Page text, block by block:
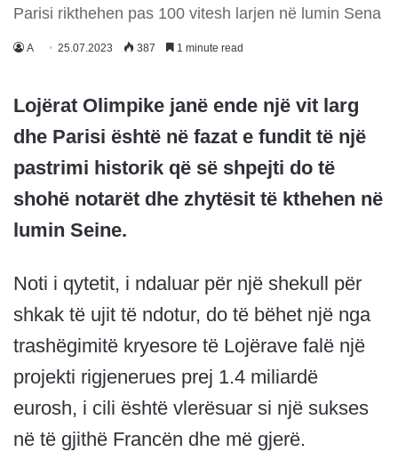
Parisi rikthehen pas 100 vitesh larjen në lumin Sena
A 25.07.2023 387 1 minute read
Lojërat Olimpike janë ende një vit larg
dhe Parisi është në fazat e fundit të një
pastrimi historik që së shpejti do të
shohë notarët dhe zhytësit të kthehen në
lumin Seine.
Noti i qytetit, i ndaluar për një shekull për
shkak të ujit të ndotur, do të bëhet një nga
trashëgimitë kryesore të Lojërave falë një
projekti rigjenerues prej 1.4 miliardë
eurosh, i cili është vlerësuar si një sukses
në të gjithë Francën dhe më gjerë.